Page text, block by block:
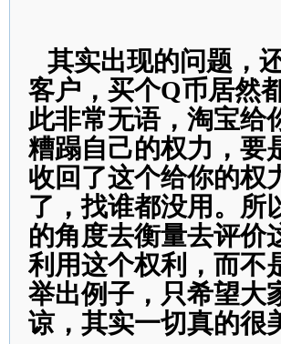
其实出现的问题，
客户，买个Q币居然
此非常无语，淘宝给
糟蹋自己的权力，要
收回了这个给你的权
了，找谁都没用。所
的角度去衡量去评价
利用这个权利，而不
举出例子，只希望大
谅，其实一切真的很